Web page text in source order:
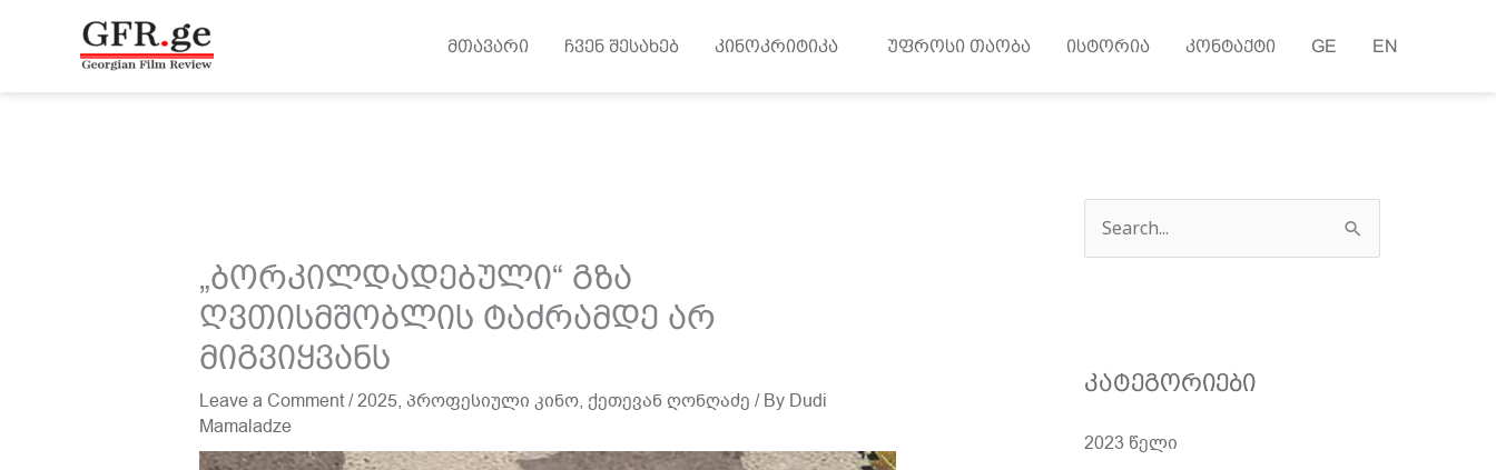
გადასვლა
მთავარი ჩვენ შესახებ კინოკრიტიკა უფროსი თაობა ისტორია კონტაქტი GE EN
„ბორკილდადებული“ გზა
ღვთისმშობლის ტაძრამდე არ
მიგვიყვანს
Leave a Comment/2025, პროფესიული კინო, ქეთევან ღონღაძე / By Dudi
Mamaladze
ა
კატეგორიები
2023 წელი